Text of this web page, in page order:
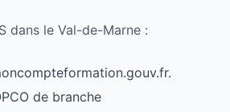
dans le Val-de-Marne :
de branche